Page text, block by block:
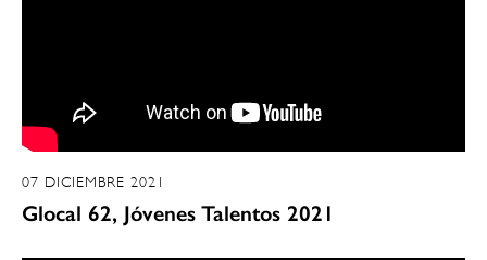
07 DICIEMBRE 2021
Glocal 62, Jóvenes Talentos 2021